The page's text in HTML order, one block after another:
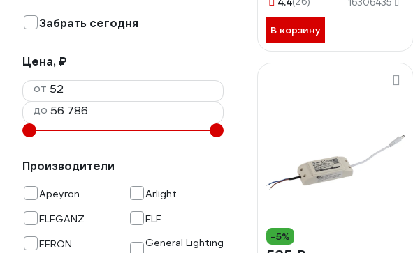
Забрать сегодня
Цена, ₽
от
до
Производители
Apeyron
Arlight
ELEGANZ
ELF
FERON
General Lighting
16306435
В корзину
-5%